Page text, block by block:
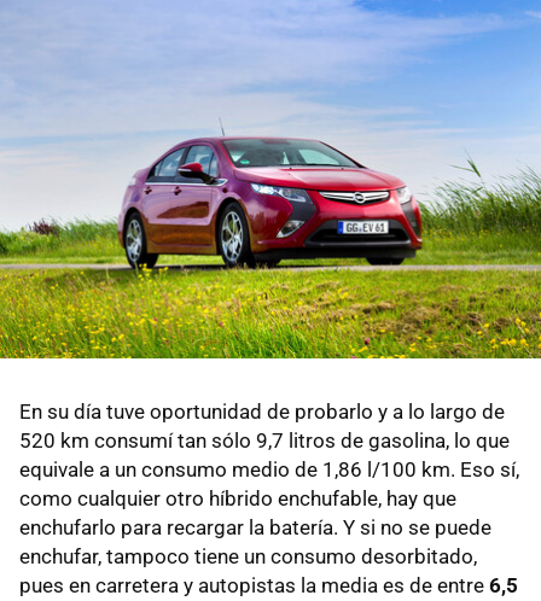
En su día tuve oportunidad de probarlo y a lo largo de
520 km consumí tan sólo 9,7 litros de gasolina, lo que
equivale a un consumo medio de 1,86 l/100 km. Eso sí,
como cualquier otro híbrido enchufable, hay que
enchufarlo para recargar la batería. Y si no se puede
enchufar, tampoco tiene un consumo desorbitado,
pues en carretera y autopistas la media es de entre 6,5